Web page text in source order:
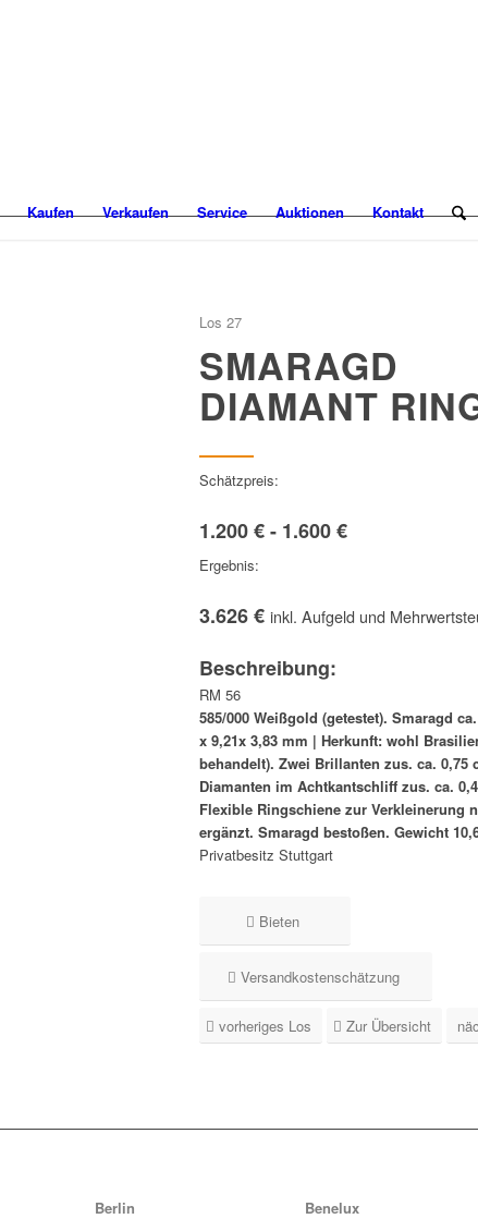
Kaufen Verkaufen Service Auktionen Kontakt
Los 27
SMARAGD
DIAMANT
Schätzpreis:
1.200 € - 1.600 €
Ergebnis:
3.626 € inkl. Aufgeld und
Beschreibung:
RM 56
585/000 Weißgold (getestet). Smaragd
x 9,21x 3,83 mm | Herkunft: wohl
behandelt). Zwei Brillanten zus. ca. 0,75
Diamanten im Achtkantschliff zus. ca.
Flexible Ringschiene zur Verkleinerung
ergänzt. Smaragd bestoßen. Gewicht
Privatbesitz Stuttgart
Bieten
Versandkostenschätzung
vorheriges Los Zur Übersicht
Berlin
Benelux